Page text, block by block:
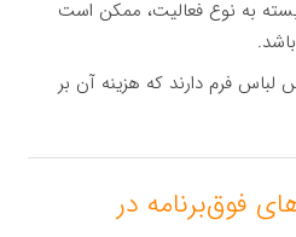
به نوع فعالیت، ممکن است
لباس فرم دارند که هزینه آن بر
فوق‌برنامه در